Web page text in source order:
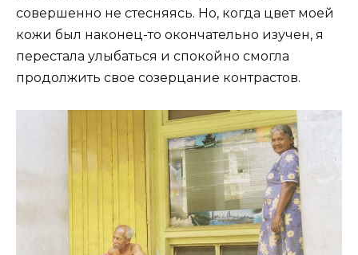
совершенно не стесняясь. Но, когда цвет моей
кожи был наконец-то окончательно изучен, я
перестала улыбаться и спокойно смогла
продолжить свое созерцание контрастов.